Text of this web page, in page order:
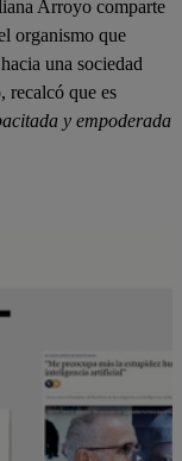
Arroyo comparte
organismo que
una sociedad
recalcó que es
y empoderada